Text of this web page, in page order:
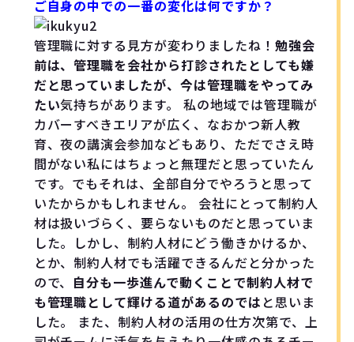
ご自身の中での一番の変化は何ですか？
管理職に対する見方が変わりましたね！ 勉強会
前は、管理職を会社から打診されたとしても嫌
だと思っていましたが、今は管理職をやってみ
たい気持ちがあります。 私の地域では管理職が
カバーすべきエリアが広く、なおかつ新人教
育、夜の講演会参加などもあり、ただでさえ時
間がない私にはちょっと無理だと思っていたん
です。でもそれは、全部自分でやろうと思って
いたからかもしれません。 会社にとって制約人
材は扱いづらく、要らないものだと思っていま
した。しかし、制約人材にどう働きかけるか、
とか、制約人材でも活躍できるんだと分かった
ので、 自分も一歩進んで動くことで制約人材で
も管理職として輝ける道があるのでは と思いま
した。 また、制約人材の活用の仕方次第で、上